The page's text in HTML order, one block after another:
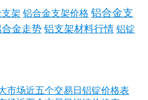
架 铝合金支架价格 铝合金支
金走势 铝支架材料行情 铝锭